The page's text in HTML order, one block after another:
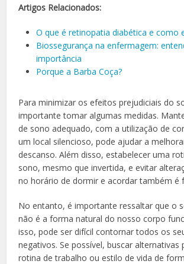
Artigos Relacionados:
O que é retinopatia diabética e como
Biossegurança na enfermagem:
importância
Porque a Barba Coça?
Para minimizar os efeitos prejudiciais do
importante tomar algumas medidas.
de sono adequado, com a utilização de
um local silencioso, pode ajudar a
descanso. Além disso, estabelecer uma
sono, mesmo que invertida, e evitar
no horário de dormir e acordar também é
No entanto, é importante ressaltar que o
não é a forma natural do nosso corpo
isso, pode ser difícil contornar todos os
negativos. Se possível, buscar alternativas
rotina de trabalho ou estilo de vida de